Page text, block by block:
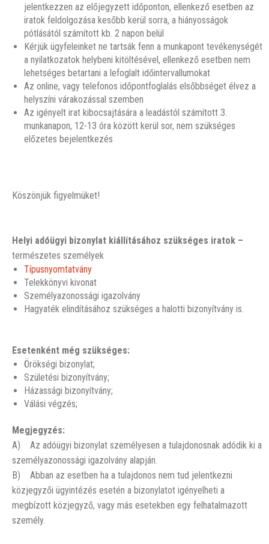
jelentkezzen az előjegyzett időponton, ellenkező esetben az
iratok feldolgozása kesőbb kerül sorra, a hiányosságok
pótlásától számított kb. 2 napon belül
Kérjük ügyfeleinket ne tartsák fenn a munkapont tevékenységét
a nyilatkozatok helybeni kitöltésével, ellenkező esetben nem
lehetséges betartani a lefoglalt időintervallumokat
Az online, vagy telefonos időpontfoglalás elsőbbséget élvez a
helyszíni várakozással szemben
Az igényelt irat kibocsajtására a leadástól számított 3.
munkanapon, 12-13 óra között kerül sor, nem szükséges
előzetes bejelentkezés
Köszönjük figyelmüket!
Helyi adóügyi bizonylat kiállításához szükséges iratok –
természetes személyek
Típusnyomtatvány
Telekkönyvi kivonat
Személyazonossági igazolvány
Hagyaték elindításához szükséges a halotti bizonyítvány is.
Esetenként még szükséges:
Örökségi bizonylat;
Születési bizonyítvány;
Házassági bizonyítvány;
Válási végzés;
Megjegyzés:
A) Az adóügyi bizonylat személyesen a tulajdonosnak adódik ki a
személyazonossági igazolvány alapján.
B) Abban az esetben ha a tulajdonos nem tud jelentkezni
közjegyzői ügyintézés esetén a bizonylatot igényelheti a
megbízott közjegyző, vagy más esetekben egy felhatalmazott
személy.